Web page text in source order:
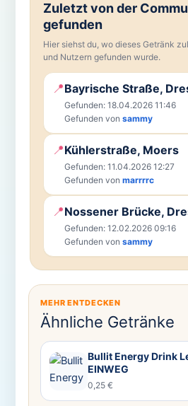
Zuletzt von der
gefunden
Hier siehst du, wo dieses Getränk
und Nutzern gefunden wurde.
📍Bayrische Straße,
Gefunden: 18.04.2026 11:46
Gefunden von sammy
📍Kühlerstraße, Moers
Gefunden: 11.04.2026 12:27
Gefunden von marrrrc
📍Nossener Brücke,
Gefunden: 12.02.2026 09:16
Gefunden von sammy
MEHR ENTDECKEN
Ähnliche Getränke
Bullit Energy Drink
EINWEG
0,25 €